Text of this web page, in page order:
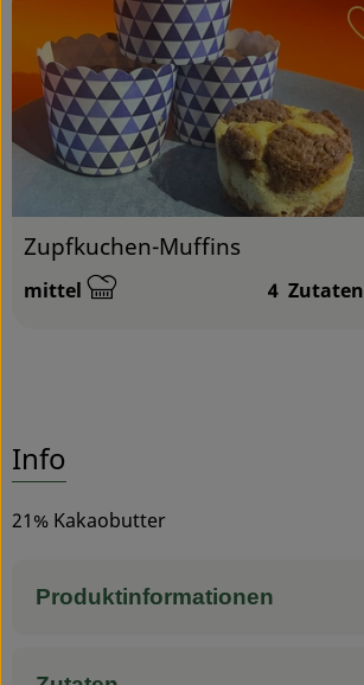
Zupfkuchen-Muffins
Schwierigkeit:
mittel 4 Zutaten
Info
21% Kakaobutter
Produktinformationen